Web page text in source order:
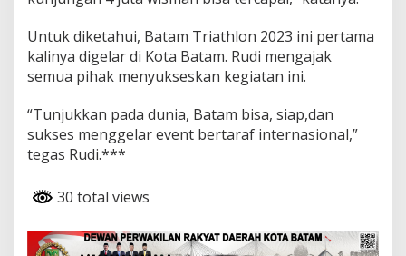
Untuk diketahui, Batam Triathlon 2023 ini pertama
kalinya digelar di Kota Batam. Rudi mengajak
semua pihak menyukseskan kegiatan ini.
“Tunjukkan pada dunia, Batam bisa, siap,dan
sukses menggelar event bertaraf internasional,”
tegas Rudi.***
30 total views